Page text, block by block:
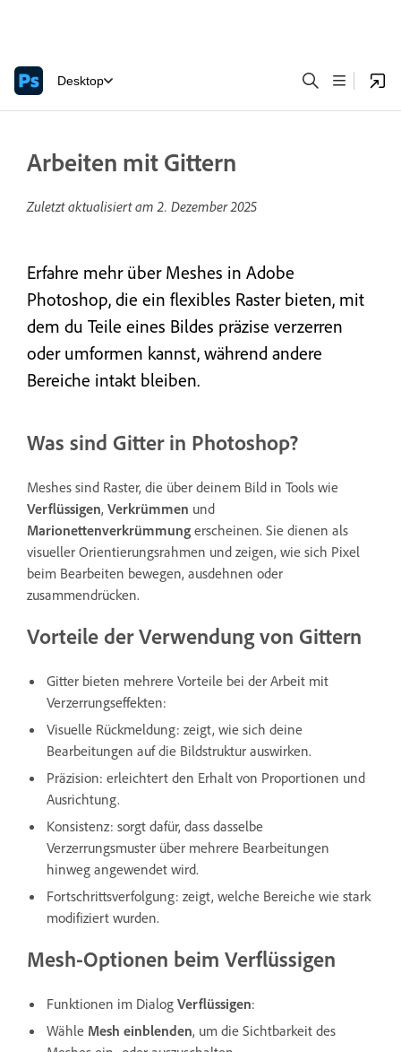
Desktop
Arbeiten mit Gittern
Zuletzt aktualisiert am2. Dezember 2025
Erfahre mehr über Meshes in Adobe
Photoshop, die ein flexibles Raster bieten, mit
dem du Teile eines Bildes präzise verzerren
oder umformen kannst, während andere
Bereiche intakt bleiben.
Was sind Gitter in Photoshop?
Meshes sind Raster, die über deinem Bild in Tools wie
Verflüssigen, Verkrümmen und
Marionettenverkrümmung erscheinen. Sie dienen als
visueller Orientierungsrahmen und zeigen, wie sich Pixel
beim Bearbeiten bewegen, ausdehnen oder
zusammendrücken.
Vorteile der Verwendung von Gittern
Gitter bieten mehrere Vorteile bei der Arbeit mit
Verzerrungseffekten:
Visuelle Rückmeldung: zeigt, wie sich deine
Bearbeitungen auf die Bildstruktur auswirken.
Präzision: erleichtert den Erhalt von Proportionen und
Ausrichtung.
Konsistenz: sorgt dafür, dass dasselbe
Verzerrungsmuster über mehrere Bearbeitungen
hinweg angewendet wird.
Fortschrittsverfolgung: zeigt, welche Bereiche wie stark
modifiziert wurden.
Mesh-Optionen beim Verflüssigen
Funktionen im Dialog Verflüssigen:
Wähle Mesh einblenden, um die Sichtbarkeit des